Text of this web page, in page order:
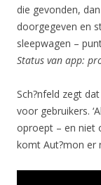
die gevonden,
doorgegeven en
sleepwagen –
Status van app:
Sch?nfeld zegt
voor gebruikers.
oproept – en niet
komt Aut?mon er